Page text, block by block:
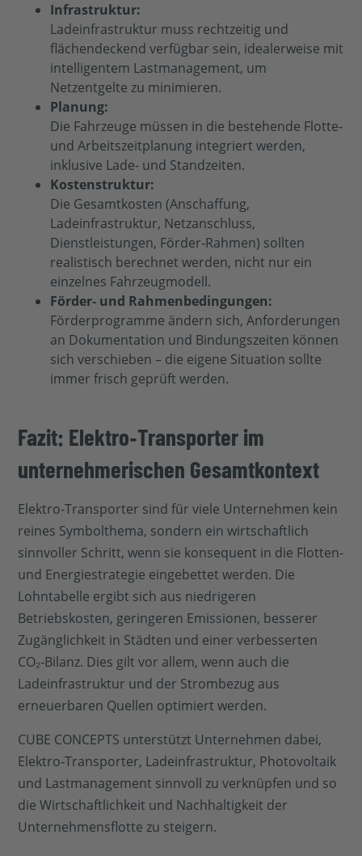
Infrastruktur:
Ladeinfrastruktur muss rechtzeitig und
flächendeckend verfügbar sein, idealerweise mit
intelligentem Lastmanagement, um
Netzentgelte zu minimieren.
Planung:
Die Fahrzeuge müssen in die bestehende Flotte‑
und Arbeitszeitplanung integriert werden,
inklusive Lade‑ und Standzeiten.
Kostenstruktur:
Die Gesamtkosten (Anschaffung,
Ladeinfrastruktur, Netzanschluss,
Dienstleistungen, Förder‑Rahmen) sollten
realistisch berechnet werden, nicht nur ein
einzelnes Fahrzeugmodell.
Förder‑ und Rahmenbedingungen:
Förderprogramme ändern sich, Anforderungen
an Dokumentation und Bindungszeiten können
sich verschieben – die eigene Situation sollte
immer frisch geprüft werden.
Fazit: Elektro‑Transporter im
unternehmerischen Gesamtkontext
Elektro‑Transporter sind für viele Unternehmen kein
reines Symbolthema, sondern ein wirtschaftlich
sinnvoller Schritt, wenn sie konsequent in die Flotten‑
und Energiestrategie eingebettet werden. Die
Lohntabelle ergibt sich aus niedrigeren
Betriebskosten, geringeren Emissionen, besserer
Zugänglichkeit in Städten und einer verbesserten
CO₂‑Bilanz. Dies gilt vor allem, wenn auch die
Ladeinfrastruktur und der Strombezug aus
erneuerbaren Quellen optimiert werden.
CUBE CONCEPTS unterstützt Unternehmen dabei,
Elektro‑Transporter, Ladeinfrastruktur, Photovoltaik
und Lastmanagement sinnvoll zu verknüpfen und so
die Wirtschaftlichkeit und Nachhaltigkeit der
Unternehmensflotte zu steigern.